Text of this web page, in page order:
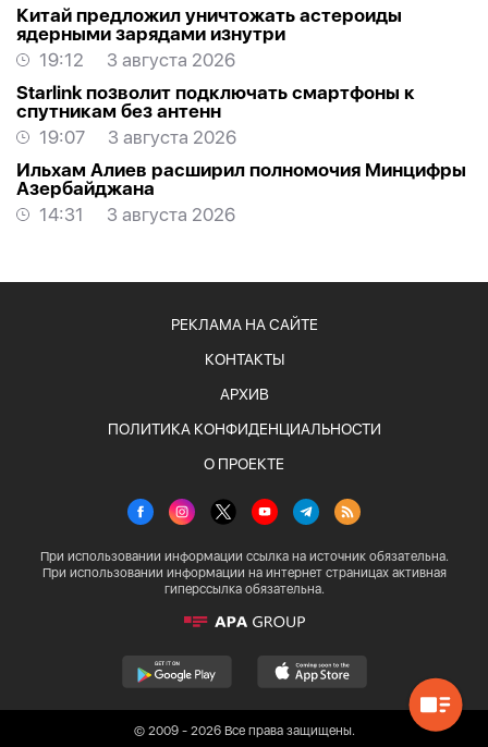
Китай предложил уничтожать астероиды
ядерными зарядами изнутри
19:12
3 августа 2026
Starlink позволит подключать смартфоны к
спутникам без антенн
19:07
3 августа 2026
Ильхам Алиев расширил полномочия Минцифры
Азербайджана
14:31
3 августа 2026
РЕКЛАМА НА САЙТЕ
КОНТАКТЫ
АРХИВ
ПОЛИТИКА КОНФИДЕНЦИАЛЬНОСТИ
О ПРОЕКТЕ
При использовании информации ссылка на источник обязательна.
При использовании информации на интернет страницах активная
гиперссылка обязательна.
© 2009 - 2026 Все права защищены.